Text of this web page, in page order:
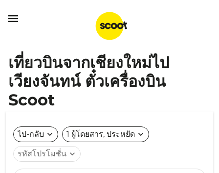

เที่ยวบินจากเชียงใหม่ไป
เวียงจันทน์ ตั๋วเครื่องบิน
Scoot
ไป-กลับ expand_more 1 ผู้โดยสาร, ประหยัด expand_more
รหัสโปรโมชั่น expand_more